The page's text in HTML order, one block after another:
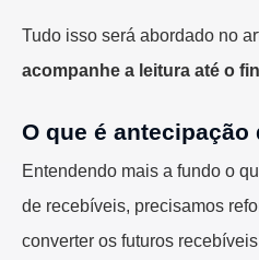
Tudo isso será abordado no
acompanhe a leitura até o
O que é antecipação
Entendendo mais a fundo o
de recebíveis, precisamos
converter os futuros